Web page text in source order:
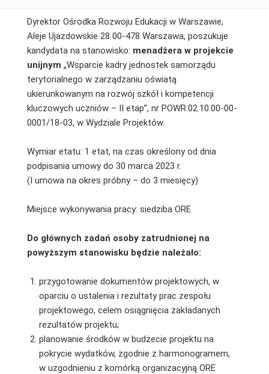
Dyrektor Ośrodka Rozwoju Edukacji w Warszawie,
Aleje Ujazdowskie 28 00-478 Warszawa, poszukuje
kandydata na stanowisko: menadżera w projekcie
unijnym „Wsparcie kadry jednostek samorządu
terytorialnego w zarządzaniu oświatą
ukierunkowanym na rozwój szkół i kompetencji
kluczowych uczniów – II etap”, nr POWR.02.10.00-00-
0001/18-03, w Wydziale Projektów.
Wymiar etatu: 1 etat, na czas określony od dnia
podpisania umowy do 30 marca 2023 r.
(I umowa na okres próbny – do 3 miesięcy)
Miejsce wykonywania pracy: siedziba ORE
Do głównych zadań osoby zatrudnionej na
powyższym stanowisku będzie należało:
przygotowanie dokumentów projektowych, w
oparciu o ustalenia i rezultaty prac zespołu
projektowego, celem osiągnięcia zakładanych
rezultatów projektu;
planowanie środków w budżecie projektu na
pokrycie wydatków, zgodnie z harmonogramem,
w uzgodnieniu z komórką organizacyjną ORE